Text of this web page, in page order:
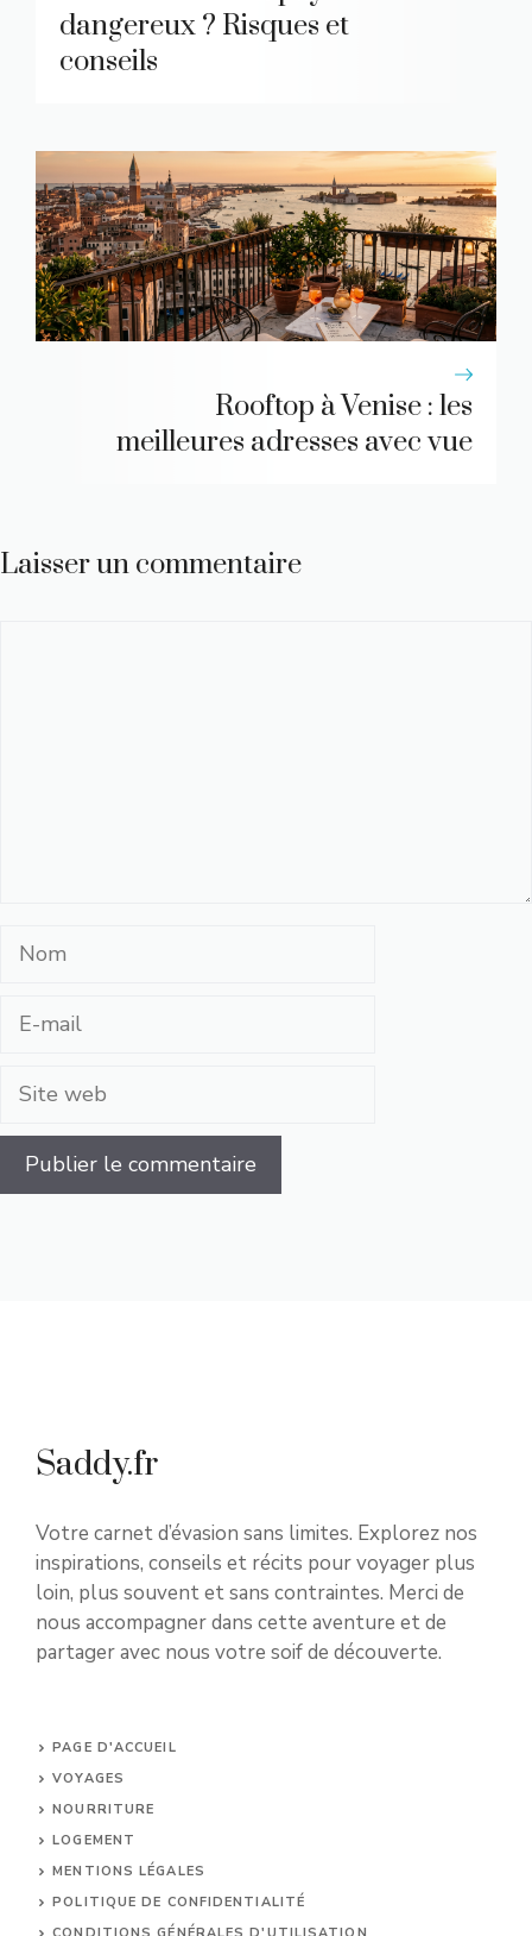
dangereux ? Risques et
conseils
Rooftop à Venise : les
meilleures adresses avec vue
Laisser un commentaire
Nom
Site
Saddy.fr
Votre carnet d’évasion sans limites. Explorez nos
inspirations, conseils et récits pour voyager plus
loin, plus souvent et sans contraintes. Merci de
nous accompagner dans cette aventure et de
partager avec nous votre soif de découverte.
PAGE D'ACCUEIL
VOYAGES
NOURRITURE
LOGEMENT
MENTIONS LÉGALES
POLITIQUE DE CONFIDENTIALITÉ